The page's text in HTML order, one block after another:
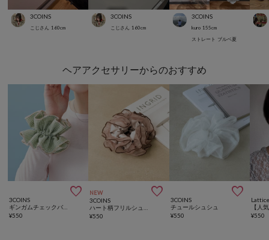
3COINS
こじさん 160cm
3COINS
こじさん 160cm
3COINS
kuro 155cm
ストレート ブルベ夏
ヘアアクセサリーからのおすすめ

3COINS
¥550
NEW 
3COINS
¥550

3COINS
チュールシュシュ
¥550 ¥550